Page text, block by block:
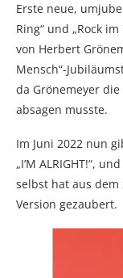
Erste neue,
Ring“ und „Rock
von Herbert
Mensch“-
da Grönemeyer
absagen musste.
Im Juni 2022 nun
„I’M ALRIGHT!“,
selbst hat aus dem
Version gezaubert.